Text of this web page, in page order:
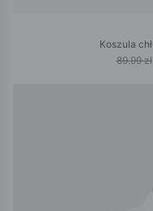
Koszula
89.99 zł